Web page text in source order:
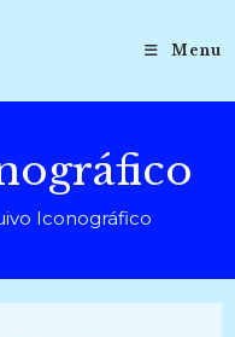
Menu
Iconográfico